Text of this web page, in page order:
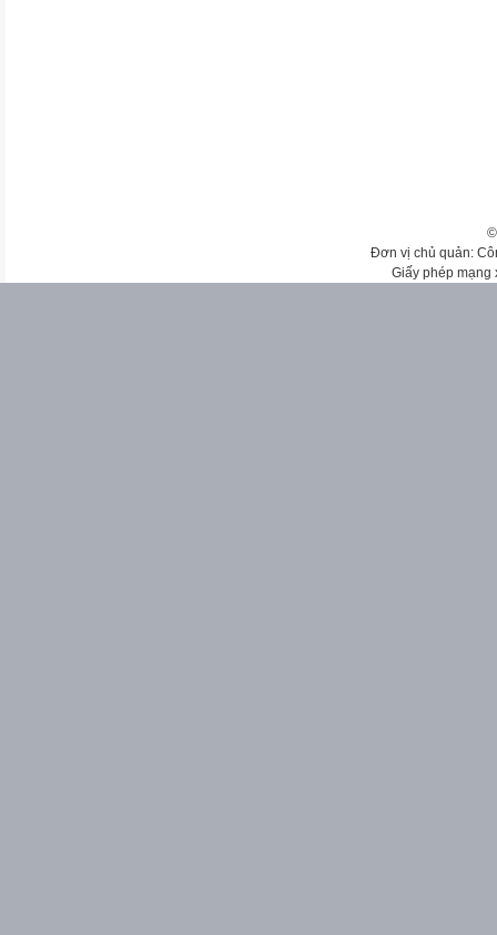
Đơn vị chủ quản:
Giấy phép mạng